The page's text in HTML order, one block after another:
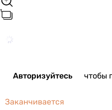
Авторизуйтесь чтобы
Заканчивается